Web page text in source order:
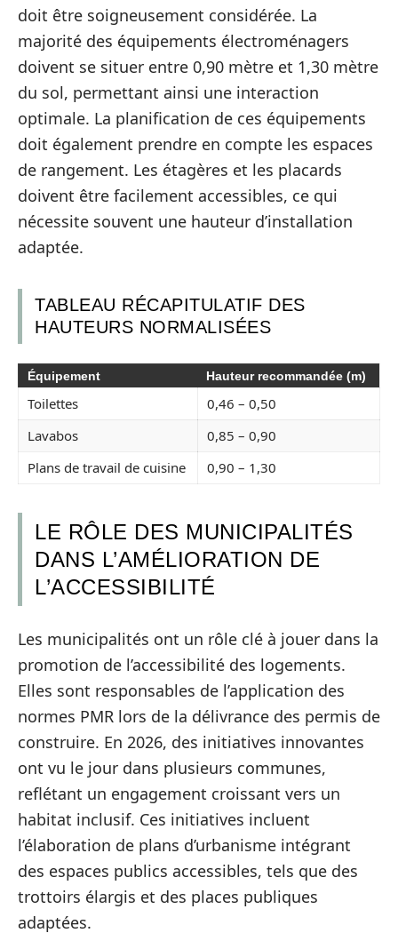
doit être soigneusement considérée. La
majorité des équipements électroménagers
doivent se situer entre 0,90 mètre et 1,30 mètre
du sol, permettant ainsi une interaction
optimale. La planification de ces équipements
doit également prendre en compte les espaces
de rangement. Les étagères et les placards
doivent être facilement accessibles, ce qui
nécessite souvent une hauteur d’installation
adaptée.
TABLEAU RÉCAPITULATIF DES
HAUTEURS NORMALISÉES
Équipement Hauteur recommandée (m)
Toilettes
0,46 – 0,50
Lavabos
0,85 – 0,90
Plans de travail de cuisine
0,90 – 1,30
LE RÔLE DES MUNICIPALITÉS
DANS L’AMÉLIORATION DE
L’ACCESSIBILITÉ
Les municipalités ont un rôle clé à jouer dans la
promotion de l’accessibilité des logements.
Elles sont responsables de l’application des
normes PMR lors de la délivrance des permis de
construire. En 2026, des initiatives innovantes
ont vu le jour dans plusieurs communes,
reflétant un engagement croissant vers un
habitat inclusif. Ces initiatives incluent
l’élaboration de plans d’urbanisme intégrant
des espaces publics accessibles, tels que des
trottoirs élargis et des places publiques
adaptées.